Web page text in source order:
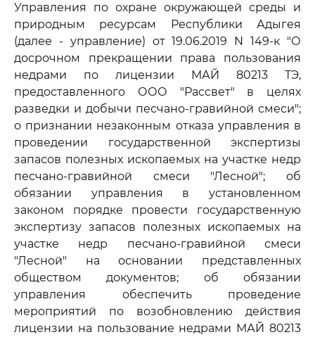
Управления по охране окружающей среды и
природным ресурсам Республики Адыгея
(далее - управление) от 19.06.2019 N 149-к "О
досрочном прекращении права пользования
недрами по лицензии МАЙ 80213 ТЭ,
предоставленного ООО "Рассвет" в целях
разведки и добычи песчано-гравийной смеси";
о признании незаконным отказа управления в
проведении государственной экспертизы
запасов полезных ископаемых на участке недр
песчано-гравийной смеси "Лесной"; об
обязании управления в установленном
законом порядке провести государственную
экспертизу запасов полезных ископаемых на
участке недр песчано-гравийной смеси
"Лесной" на основании представленных
обществом документов; об обязании
управления обеспечить проведение
мероприятий по возобновлению действия
лицензии на пользование недрами МАЙ 80213